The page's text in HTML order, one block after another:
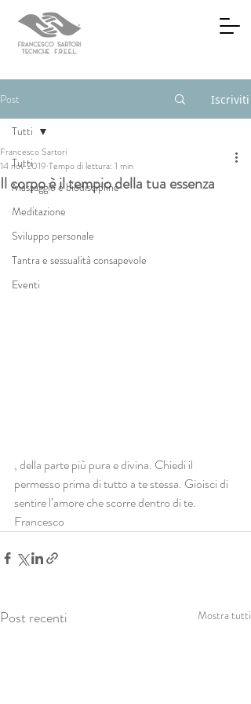
Post Iscriviti
Tutti
Massaggio e biodiscipline
Meditazione
Sviluppo personale
Tantra e sessualità consapevole
Eventi
Tutti
Il corpo è il tempio della tua essenza
Francesco Sartori
14 nov 2019 Tempo di lettura: 1 min
, della parte più pura e divina. Chiedi il
permesso prima di tutto a te stessa. Gioisci di
sentire l’amore che scorre dentro di te.
Francesco
Post recenti Mostra tutti